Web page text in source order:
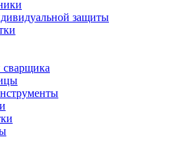
защиты